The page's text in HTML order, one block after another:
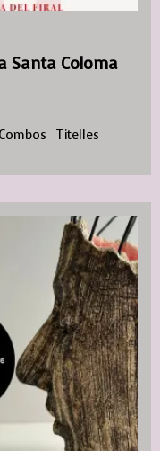
Santa Coloma
Combos Titelles